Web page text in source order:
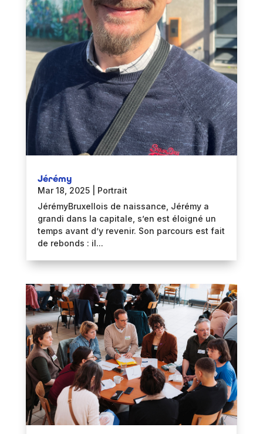
Jérémy
Mar 18, 2025| Portrait
JérémyBruxellois de naissance, Jérémy a
grandi dans la capitale, s’en est éloigné un
temps avant d’y revenir. Son parcours est fait
de rebonds : il...